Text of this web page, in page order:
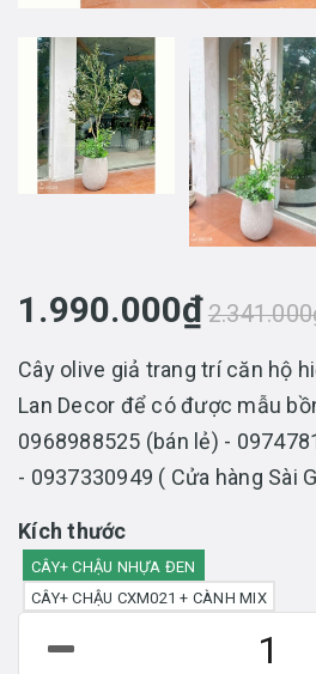
1.990.000₫
Cây olive giả trang trí căn hộ
Lan Decor để có được mẫu
0968988525 (bán lẻ) -
- 0937330949 ( Cửa hàng Sài
Kích thước
CÂY+ CHẬU NHỰA ĐEN
CÂY+ CHẬU CXM021 + CÀNH MIX